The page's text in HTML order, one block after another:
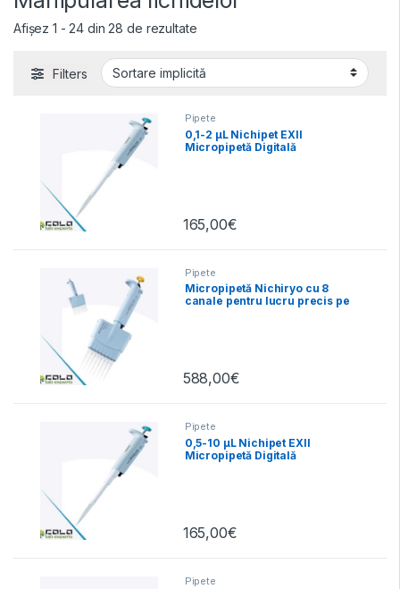
Afișez 1 - 24 din 28 de rezultate
Filters
Pipete
0,1-2 µL Nichipet EXII
Micropipetă Digitală
165,00€
Pipete
Micropipetă Nichiryo cu 8
canale pentru lucru precis pe
588,00€
Pipete
0,5-10 µL Nichipet EXII
Micropipetă Digitală
165,00€
Pipete